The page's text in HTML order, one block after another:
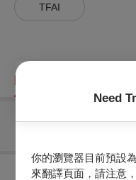
Need
你的瀏覽器目前預設
來翻譯頁面，請注意
TFAI
購票資訊